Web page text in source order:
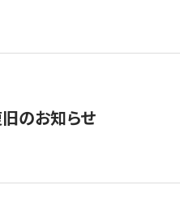
のお知らせ